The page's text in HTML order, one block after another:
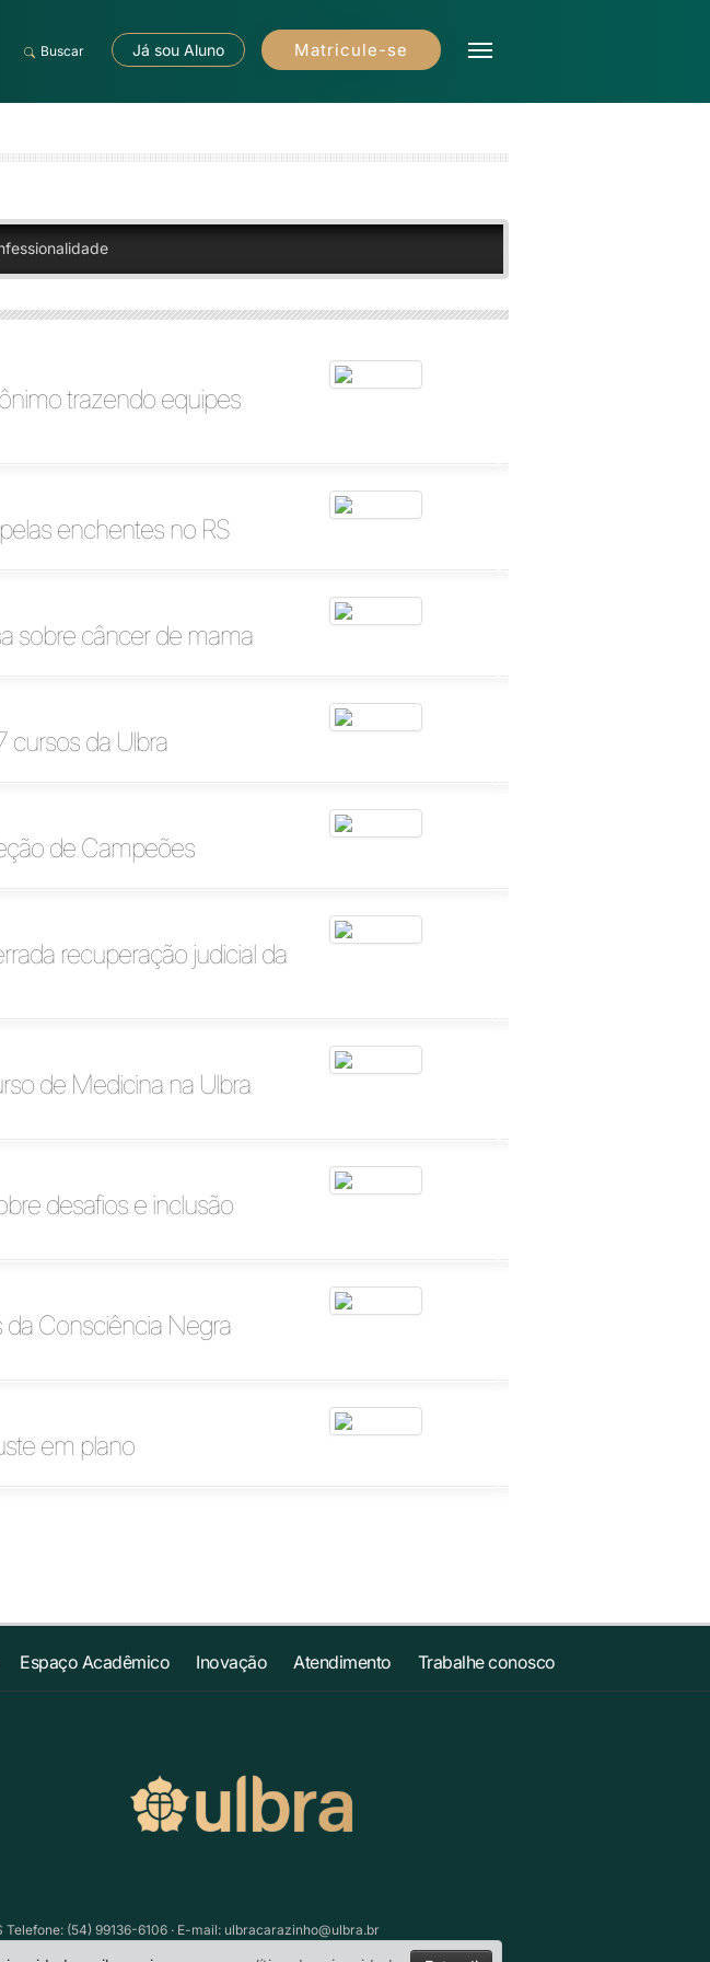
Buscar Já sou Aluno Matricule-se
trazendo equipes
enchentes no RS
sobre câncer de mama
cursos da Ulbra
de Campeões
recuperação judicial da
de Medicina na Ulbra
desafios e inclusão
da Consciência Negra
em plano
Espaço Acadêmico Inovação Atendimento Trabalhe conosco
(54) 99136-6106 · E-mail: ulbracarazinho@ulbra.br